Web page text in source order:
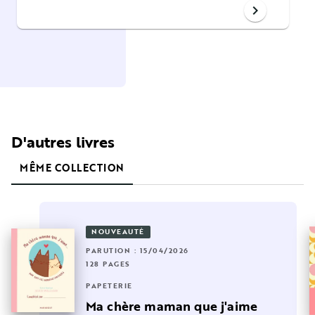
chevron_right
D'autres livres
MÊME COLLECTION
NOUVEAUTÉ
PARUTION : 15/04/2026
128 PAGES
PAPETERIE
Ma chère maman que j'aime